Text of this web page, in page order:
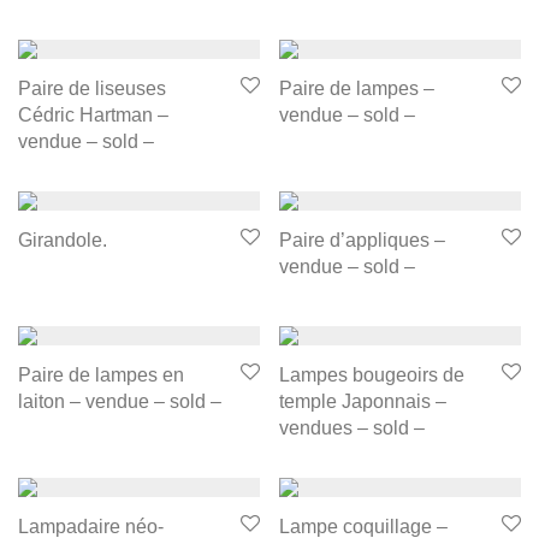
Paire de liseuses
Cédric Hartman –
vendue – sold –
Paire de lampes –
vendue – sold –
Girandole.
Paire d’appliques –
vendue – sold –
Paire de lampes en
laiton – vendue – sold –
Lampes bougeoirs de
temple Japonnais –
vendues – sold –
Lampadaire néo-
Lampe coquillage –